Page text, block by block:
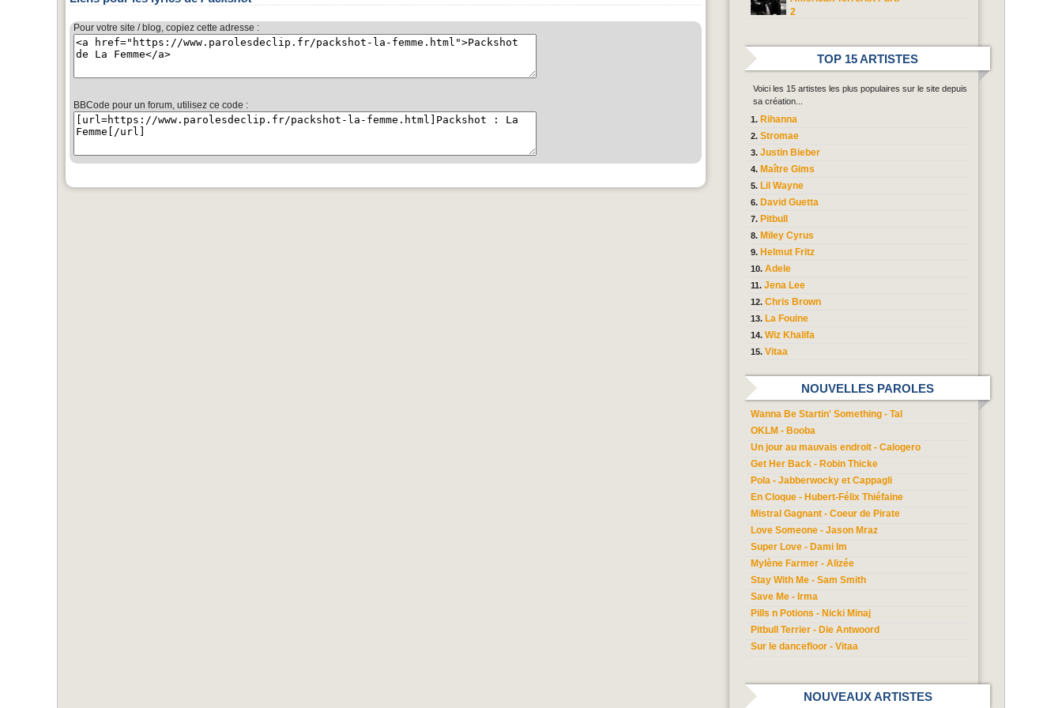
Pour votre site / blog, copiez cette adresse :
BBCode pour un forum, utilisez ce code :
2
TOP 15 ARTISTES
Voici les 15 artistes les plus populaires sur le site depuis
sa création...
Rihanna
Stromae
Justin Bieber
Maître Gims
Lil Wayne
David Guetta
Pitbull
Miley Cyrus
Helmut Fritz
Adele
Jena Lee
Chris Brown
La Fouine
Wiz Khalifa
Vitaa
NOUVELLES PAROLES
Wanna Be Startin' Something - Tal
OKLM - Booba
Un jour au mauvais endroit - Calogero
Get Her Back - Robin Thicke
Pola - Jabberwocky et Cappagli
En Cloque - Hubert-Félix Thiéfaine
Mistral Gagnant - Coeur de Pirate
Love Someone - Jason Mraz
Super Love - Dami Im
Mylène Farmer - Alizée
Stay With Me - Sam Smith
Save Me - Irma
Pills n Potions - Nicki Minaj
Pitbull Terrier - Die Antwoord
Sur le dancefloor - Vitaa
NOUVEAUX ARTISTES